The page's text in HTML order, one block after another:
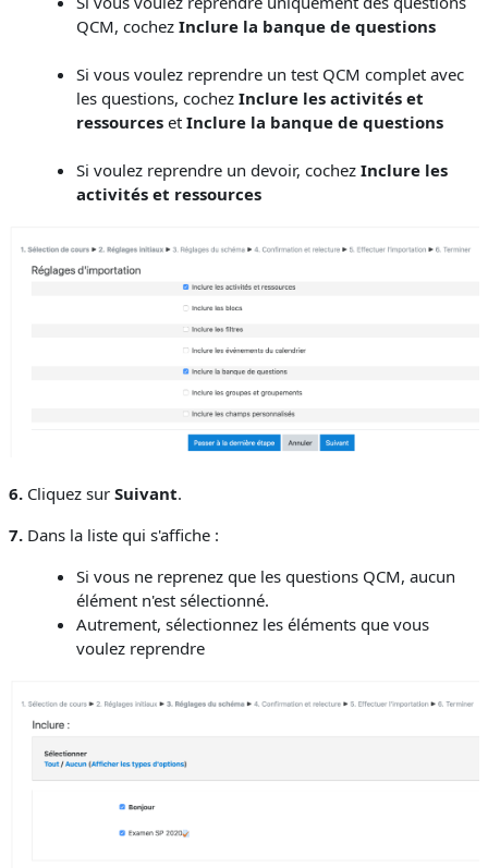
QCM, cochez Inclure la banque de questions
Si vous voulez reprendre un test QCM complet avec
les questions, cochez Inclure les activités et
ressources et Inclure la banque de questions
Si voulez reprendre un devoir, cochez Inclure les
activités et ressources
6. Cliquez sur Suivant.
7. Dans la liste qui s'affiche :
Si vous ne reprenez que les questions QCM, aucun
élément n'est sélectionné.
Autrement, sélectionnez les éléments que vous
voulez reprendre